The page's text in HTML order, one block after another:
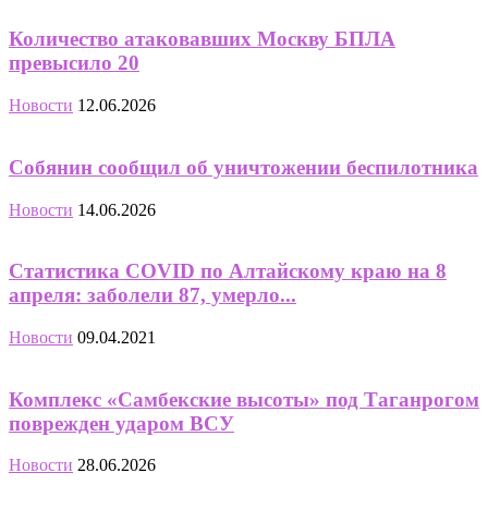
Количество атаковавших Москву БПЛА
превысило 20
Новости 12.06.2026
Собянин сообщил об уничтожении беспилотника
Новости 14.06.2026
Статистика COVID по Алтайскому краю на 8
апреля: заболели 87, умерло...
Новости 09.04.2021
Комплекс «Самбекские высоты» под Таганрогом
поврежден ударом ВСУ
Новости 28.06.2026